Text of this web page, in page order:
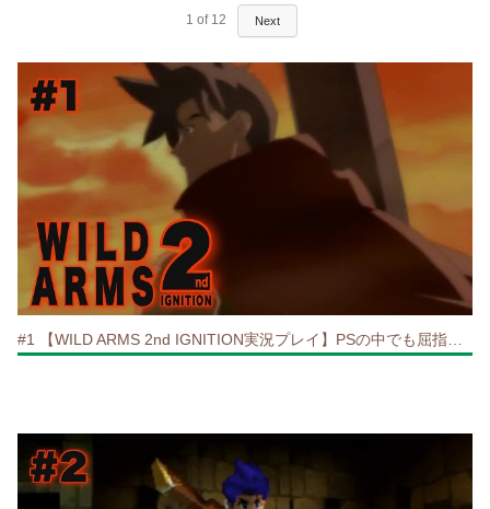
1 of 12 Next
#1 【WILD ARMS 2nd IGNITION実況プレイ】PSの中でも屈指の名作RPG、始動！